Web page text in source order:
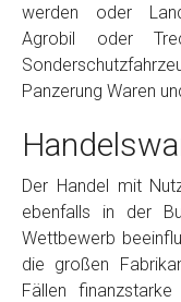
werden oder
Agrobil oder
Panzerung Waren
Der Handel mit
ebenfalls in der
Wettbewerb
die großen
Fällen